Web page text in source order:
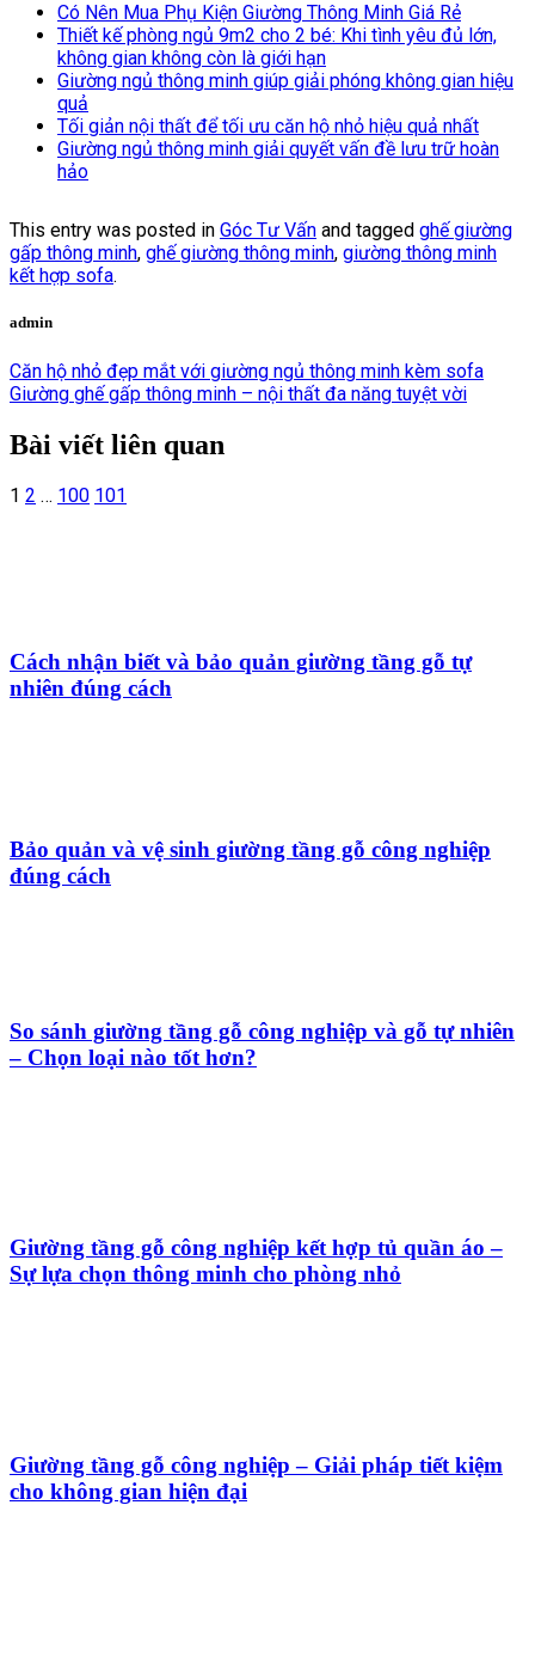
Có Nên Mua Phụ Kiện Giường Thông Minh Giá Rẻ
Thiết kế phòng ngủ 9m2 cho 2 bé: Khi tình yêu đủ lớn,
không gian không còn là giới hạn
Giường ngủ thông minh giúp giải phóng không gian hiệu
quả
Tối giản nội thất để tối ưu căn hộ nhỏ hiệu quả nhất
Giường ngủ thông minh giải quyết vấn đề lưu trữ hoàn
hảo
This entry was posted in Góc Tư Vấn and tagged ghế giường
gấp thông minh, ghế giường thông minh, giường thông minh
kết hợp sofa.
admin
Căn hộ nhỏ đẹp mắt với giường ngủ thông minh kèm sofa
Giường ghế gấp thông minh – nội thất đa năng tuyệt vời
Bài viết liên quan
1 2 … 100 101
Cách nhận biết và bảo quản giường tầng gỗ tự
nhiên đúng cách
Bảo quản và vệ sinh giường tầng gỗ công nghiệp
đúng cách
So sánh giường tầng gỗ công nghiệp và gỗ tự nhiên
– Chọn loại nào tốt hơn?
Giường tầng gỗ công nghiệp kết hợp tủ quần áo –
Sự lựa chọn thông minh cho phòng nhỏ
Giường tầng gỗ công nghiệp – Giải pháp tiết kiệm
cho không gian hiện đại